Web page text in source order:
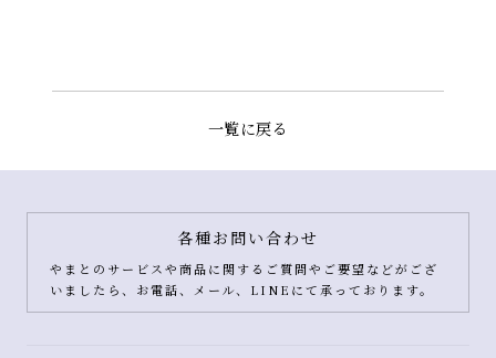
一覧に戻る
各種お問い合わせ
やまとのサービスや商品に関するご質問やご要望などがござ
いましたら、お電話、メール、LINEにて承っております。